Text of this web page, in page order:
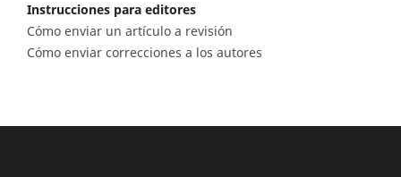
Instrucciones para editores
Cómo enviar un artículo a revisión
Cómo enviar correcciones a los autores